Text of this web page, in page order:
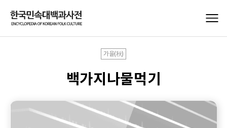
가을(秋)
백가지나물먹기